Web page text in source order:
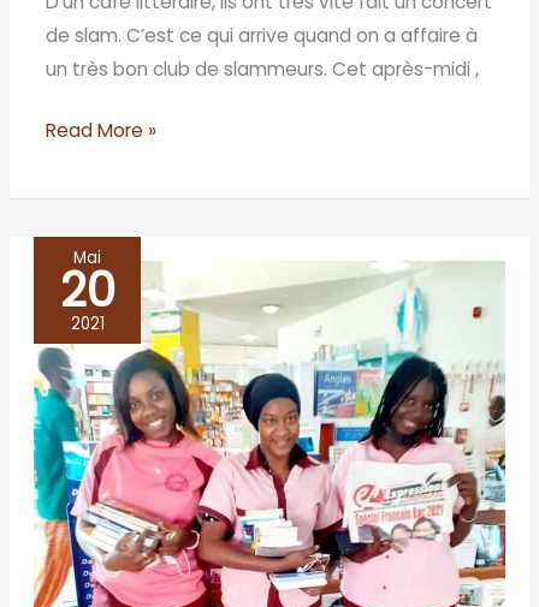
de slam. C’est ce qui arrive quand on a affaire à
un très bon club de slammeurs. Cet après-midi ,
Read More »
Mai
20
2021
REMISE
LOTS